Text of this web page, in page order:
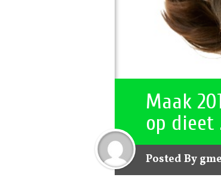
Maak
op dieet
Posted By